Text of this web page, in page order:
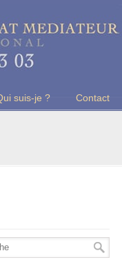
suis-je ? Contact